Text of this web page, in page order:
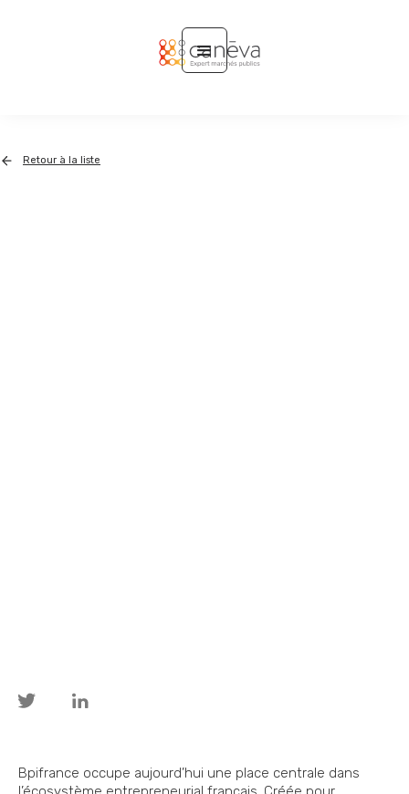
Retour à la liste
Bpifrance occupe aujourd’hui une place centrale dans